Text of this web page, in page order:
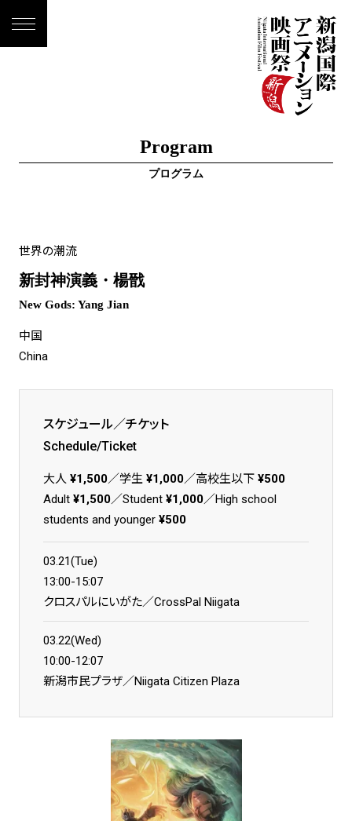
Program
プログラム
世界の潮流
新封神演義・楊戩
New Gods: Yang Jian
中国
China
スケジュール／チケット
Schedule/Ticket
大人 ¥1,500／学生 ¥1,000／高校生以下 ¥500
Adult ¥1,500／Student ¥1,000／High school
students and younger ¥500
03.21(Tue)
13:00-15:07
クロスパルにいがた／CrossPal Niigata
03.22(Wed)
10:00-12:07
新潟市民プラザ／Niigata Citizen Plaza